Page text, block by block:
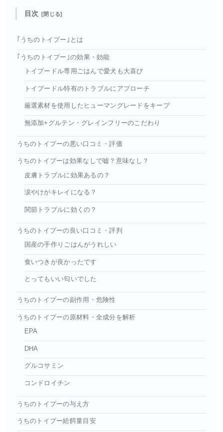
目次
｢うちのトイプー｣とは
｢うちのトイプー｣の効果・効能
トイプードル専用ごはんで愛犬も大喜び
トイプードル特有のトラブルにアプローチ
厳選素材を使用したヒューマングレードをキープ
無添加+グルテン・グレインフリーのこだわり
うちのトイプーの悪い口コミ・評価
うちのトイプーは効果なしで嘘？意味なし？
皮膚トラブルに効果あるの？
涙やけがキレイになる？
関節トラブルに効くの？
うちのトイプーの良い口コミ・評判
国産の手作りごはんがうれしい
食いつきが良かったです
とってもいい匂いでした
うちのトイプーの副作用・危険性
うちのトイプーの原材料・全成分を解析
EPA
DHA
グルコサミン
コンドロイチン
うちのトイプーの与え方
うちのトイプー給餌量目安